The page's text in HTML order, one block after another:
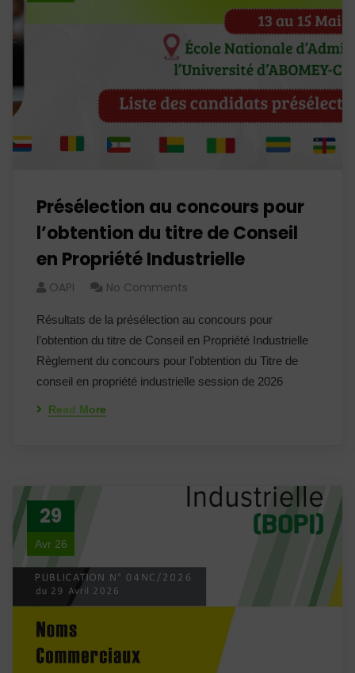
Présélection au concours pour
l’obtention du titre de Conseil
en Propriété Industrielle
OAPI No Comments
Résultats de la présélection au concours pour
l’obtention du titre de Conseil en Propriété Industrielle
Règlement du concours pour l’obtention du Titre de
conseil en propriété industrielle session de 2026
Read More
29
Avr 26